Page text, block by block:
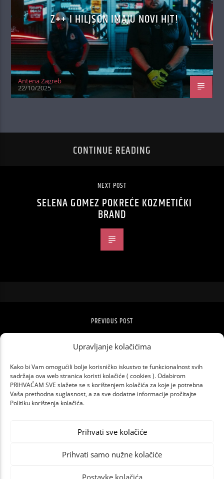
Upravljanje kolačićima
Kako bi Vam omogućili bolje korisničko iskustvo te funkcionalnost svih
sadržaja ova web stranica koristi kolačiće ( cookies ). Odabirom
PRIHVAĆAM SVE slažete se s korištenjem kolačića za koje je potrebna
Vaša prethodna suglasnost, a za sve dodatne informacije pročitajte
Politiku korištenja kolačića.
Prihvati sve kolačiće
Prihvati samo nužne kolačiće
Postavke kolačića
Z++ I HILJSON IMAJU NOVI HIT!
Antena Zagreb
22/10/2025
CONTINUE READING
NEXT POST
SELENA GOMEZ POKREĆE KOZMETIČKI
BRAND
PREVIOUS POST
TKO JE PO ZNANOSTI NAJZGODNIJI
MUŠKARAC?